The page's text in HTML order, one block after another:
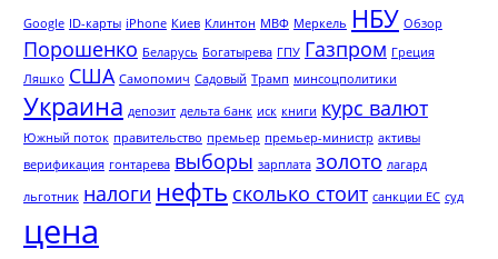
Google ID-карты iPhone Киев Клинтон МВФ Меркель НБУ Обзор
Порошенко Беларусь Богатырева ГПУ Газпром Греция
Ляшко США Самопомич Садовый Трамп минсоцполитики
Украина депозит дельта банк иск книги курс валют
Южный поток правительство премьер премьер-министр активы
верификация гонтарева выборы зарплата золото лагард
льготник налоги нефть сколько стоит санкции ЕС суд
цена